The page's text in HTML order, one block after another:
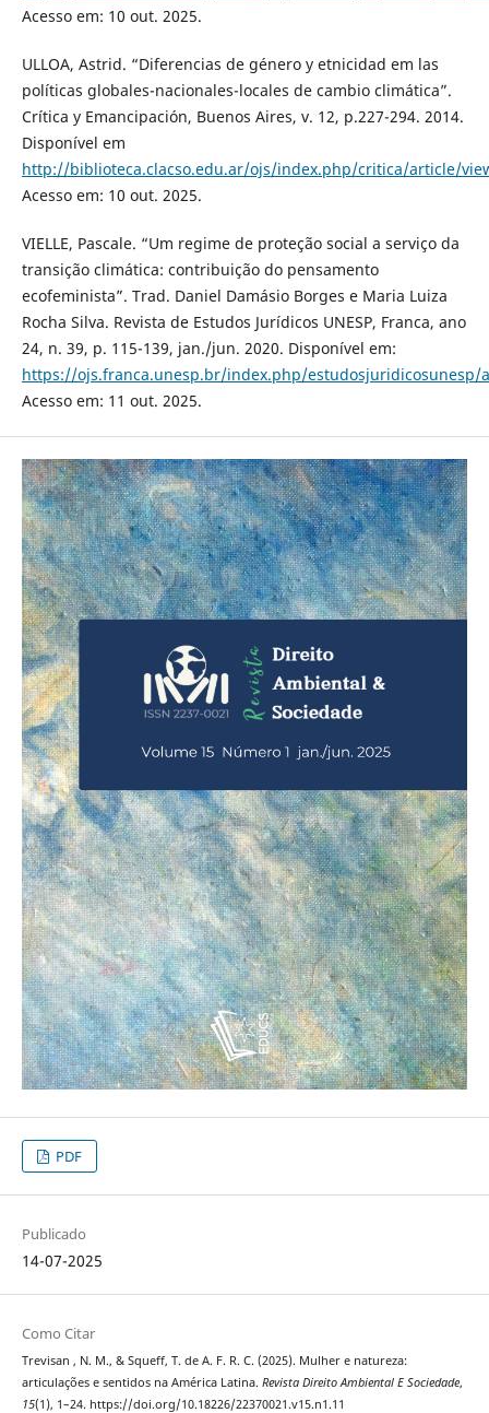
Acesso em: 10 out. 2025.
ULLOA, Astrid. “Diferencias de género y etnicidad em las
políticas globales-nacionales-locales de cambio climática”.
Crítica y Emancipación, Buenos Aires, v. 12, p.227-294. 2014.
Disponível em
http://biblioteca.clacso.edu.ar/ojs/index.php/critica/article/
Acesso em: 10 out. 2025.
VIELLE, Pascale. “Um regime de proteção social a serviço da
transição climática: contribuição do pensamento
ecofeminista”. Trad. Daniel Damásio Borges e Maria Luiza
Rocha Silva. Revista de Estudos Jurídicos UNESP, Franca, ano
24, n. 39, p. 115-139, jan./jun. 2020. Disponível em:
https://ojs.franca.unesp.br/index.php/estudosjuridicosunesp/
Acesso em: 11 out. 2025.
PDF
Publicado
14-07-2025
Como Citar
Trevisan , N. M., & Squeff, T. de A. F. R. C. (2025). Mulher e natureza:
articulações e sentidos na América Latina. Revista Direito Ambiental E Sociedade,
15(1), 1–24. https://doi.org/10.18226/22370021.v15.n1.11